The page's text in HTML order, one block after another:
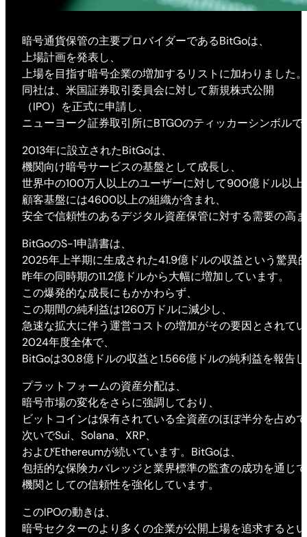
暗号通貨保管の主要プロバイダーであるBitGoは、
上場計画を発表し、
上場を目指す暗号企業の増加するリストに加わりました。
同社は、米国証券取引委員会に対して新規株式公開
（IPO）を正式に申請し、
ニューヨーク証券取引所にBTGOのティッカーシンボル
2013年に設立されたBitGoは、
機関向け暗号サービスの基盤として成長し、
世界中の100万人以上のユーザーに対して900億ドル以
顧客基盤には4600以上の組織が含まれ、
安全で信頼性のあるデジタル資産保管に対する需要の高
BitGoのS-1申請書は、
2025年上半期に生成された41.9億ドルの収益という驚異
昨年の同時期の11.2億ドルから大幅に増加しています。
この爆発的な成長にもかかわらず、
この期間の純利益は1260万ドルに減少し、
急速な拡大に伴う運営コストの増加がその要因とされて
2024年度全体で、
BitGoは30.8億ドルの収益と1.566億ドルの純利益を報告
プラットフォームの資産分配は、
暗号市場の変化をさらに強調しており、
ビットコインは保有されている全資産のほぼ半分を占め
次いでSui、Solana、XRP、
およびEthereumが続いています。BitGoは、
包括的な保険カバレッジと業界標準の監査の成功を通じ
機関としての信頼性を強化しています。
このIPOの動きは、
暗号セクターのより多くの企業が公開上場を追求すると